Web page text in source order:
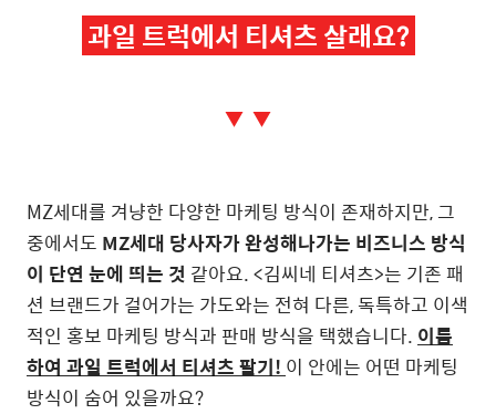
과일 트럭에서 티셔츠 살래요?
▼ ▼
MZ세대를 겨냥한 다양한 마케팅 방식이 존재하지만, 그
중에서도 MZ세대 당사자가 완성해나가는 비즈니스 방식
이 단연 눈에 띄는 것 같아요. <김씨네 티셔츠>는 기존 패
션 브랜드가 걸어가는 가도와는 전혀 다른, 독특하고 이색
적인 홍보 마케팅 방식과 판매 방식을 택했습니다. 이름
하여 과일 트럭에서 티셔츠 팔기! 이 안에는 어떤 마케팅
방식이 숨어 있을까요?